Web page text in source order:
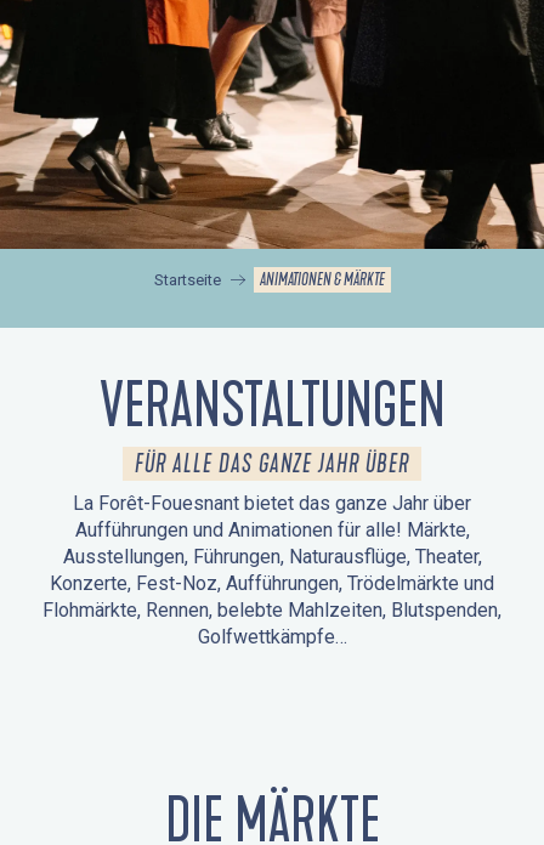
Startseite ANIMATIONEN & MÄRKTE
VERANSTALTUNGEN
FÜR ALLE DAS GANZE JAHR ÜBER
La Forêt-Fouesnant bietet das ganze Jahr über
Aufführungen und Animationen für alle! Märkte,
Ausstellungen, Führungen, Naturausflüge, Theater,
Konzerte, Fest-Noz, Aufführungen, Trödelmärkte und
Flohmärkte, Rennen, belebte Mahlzeiten, Blutspenden,
Golfwettkämpfe…
DIE MÄRKTE